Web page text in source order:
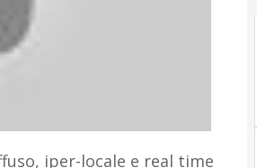
iper-locale e real time